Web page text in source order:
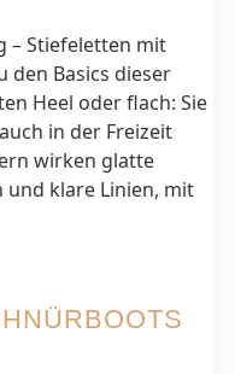
– Stiefeletten mit
den Basics dieser
Heel oder flach: Sie
in der Freizeit
wirken glatte
und klare Linien, mit